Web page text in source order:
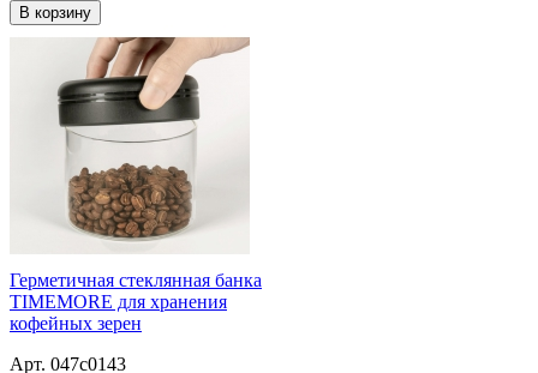
В корзину
Герметичная стеклянная банка
TIMEMORE для хранения
кофейных зерен
Арт. 047c0143